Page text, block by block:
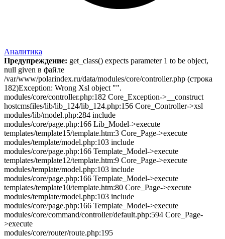
Аналитика
Предупреждение: get_class() expects parameter 1 to be object,
null given в файле
/var/www/polarindex.ru/data/modules/core/controller.php (строка
182)Exception: Wrong Xsl object "".
modules/core/controller.php:182 Core_Exception->__construct
hostcmsfiles/lib/lib_124/lib_124.php:156 Core_Controller->xsl
modules/lib/model.php:284 include
modules/core/page.php:166 Lib_Model->execute
templates/template15/template.htm:3 Core_Page->execute
modules/template/model.php:103 include
modules/core/page.php:166 Template_Model->execute
templates/template12/template.htm:9 Core_Page->execute
modules/template/model.php:103 include
modules/core/page.php:166 Template_Model->execute
templates/template10/template.htm:80 Core_Page->execute
modules/template/model.php:103 include
modules/core/page.php:166 Template_Model->execute
modules/core/command/controller/default.php:594 Core_Page-
>execute
modules/core/router/route.php:195